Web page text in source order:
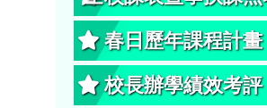
春日歷年課程計畫
校長辦學績效考評